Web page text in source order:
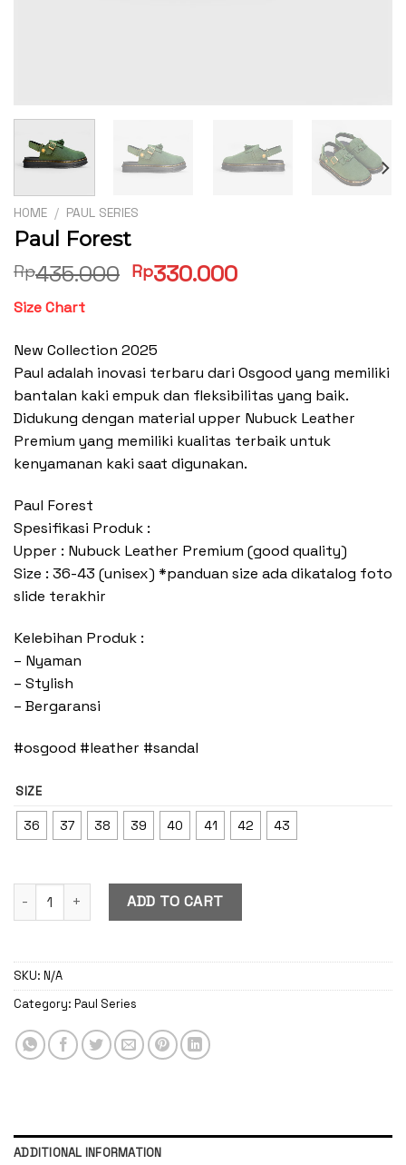
HOME / PAUL SERIES
Paul Forest
Rp435.000 Original
Rp435.000.
Rp330.000Current
Size Chart
New Collection 2025
Paul adalah inovasi terbaru dari Osgood yang memiliki
bantalan kaki empuk dan fleksibilitas yang baik.
Didukung dengan material upper Nubuck Leather
Premium yang memiliki kualitas terbaik untuk
kenyamanan kaki saat digunakan.
Paul Forest
Spesifikasi Produk :
Upper : Nubuck Leather Premium (good quality)
Size : 36-43 (unisex) *panduan size ada dikatalog foto
slide terakhir
Kelebihan Produk :
– Nyaman
– Stylish
– Bergaransi
#osgood #leather #sandal
SIZE
36 37 38 39 40 41 42 43
Paul Forest quantityADD TO CART
SKU: N/A
Category: Paul Series
ADDITIONAL INFORMATION